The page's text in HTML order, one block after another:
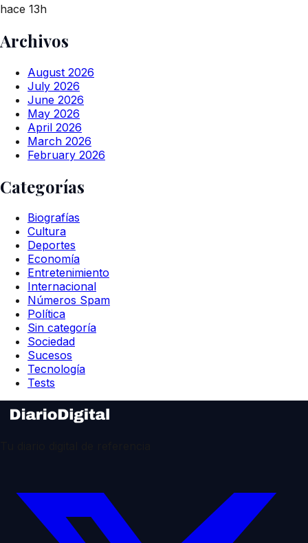
hace 13h
Archivos
August 2026
July 2026
June 2026
May 2026
April 2026
March 2026
February 2026
Categorías
Biografías
Cultura
Deportes
Economía
Entretenimiento
Internacional
Números Spam
Política
Sin categoría
Sociedad
Sucesos
Tecnología
Tests